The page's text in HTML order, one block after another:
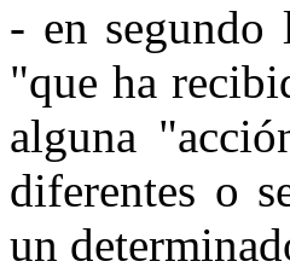
- en segundo
"que ha
alguna
diferentes o
un